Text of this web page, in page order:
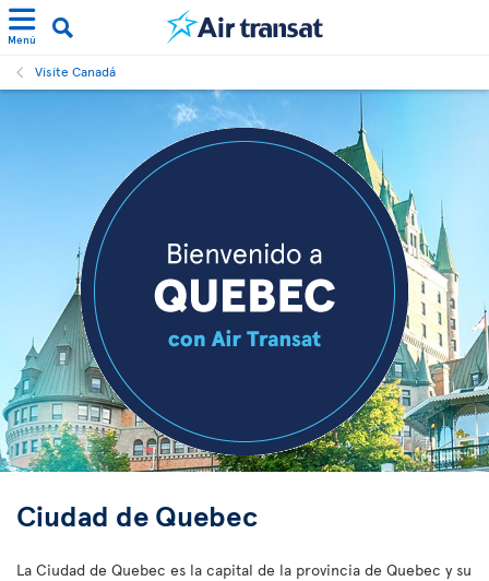
Menú
Visite Canadá
Ciudad de Quebec
La Ciudad de Quebec es la capital de la provincia de Quebec y su